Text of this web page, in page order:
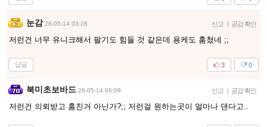
눈감 26-05-14 03:28 신고 | 공감 확인
저런건 너무 유니크해서 팔기도 힘들 것 같은데 용케도 훔쳤네 ;;
답글 0
3
북미초보바드 26-05-14 06:09 신고 | 공감 확인
저런건 의뢰받고 훔친거 아닌가?;; 저런걸 원하는곳이 얼마나 댄다고..